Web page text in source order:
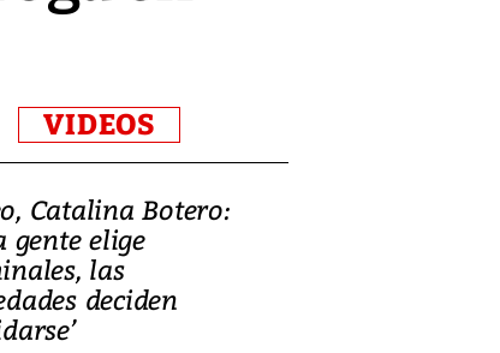
VIDEOS
Catalina Botero:
gente elige
las
deciden